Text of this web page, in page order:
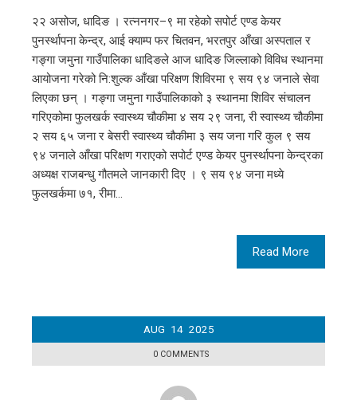
२२ असोज, धादिङ । रत्ननगर–९ मा रहेको सपोर्ट एण्ड केयर
पुनर्स्थापना केन्द्र, आई क्याम्प फर चितवन, भरतपुर आँखा अस्पताल र
गङ्गा जमुना गाउँपालिका धादिङले आज धादिङ जिल्लाको विविध स्थानमा
आयोजना गरेको नि:शुल्क आँखा परिक्षण शिविरमा ९ सय ९४ जनाले सेवा
लिएका छन् । गङ्गा जमुना गाउँपालिकाको ३ स्थानमा शिविर संचालन
गरिएकोमा फुलखर्क स्वास्थ्य चौकीमा ४ सय २९ जना, री स्वास्थ्य चौकीमा
२ सय ६५ जना र बेसरी स्वास्थ्य चौकीमा ३ सय जना गरि कुल ९ सय
९४ जनाले आँखा परिक्षण गराएको सपोर्ट एण्ड केयर पुनर्स्थापना केन्द्रका
अध्यक्ष राजबन्धु गौतमले जानकारी दिए । ९ सय ९४ जना मध्ये
फुलखर्कमा ७१, रीमा…
Read More
AUG 14 2025
0 COMMENTS